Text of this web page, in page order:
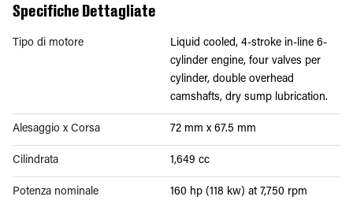
Specifiche Dettagliate
Tipo di motore
Liquid cooled, 4-stroke in-line 6-
cylinder engine, four valves per
cylinder, double overhead
camshafts, dry sump lubrication.
Alesaggio x Corsa 72 mm x 67.5 mm
Cilindrata 1,649 cc
Potenza nominale 160 hp (118 kw) at 7,750 rpm